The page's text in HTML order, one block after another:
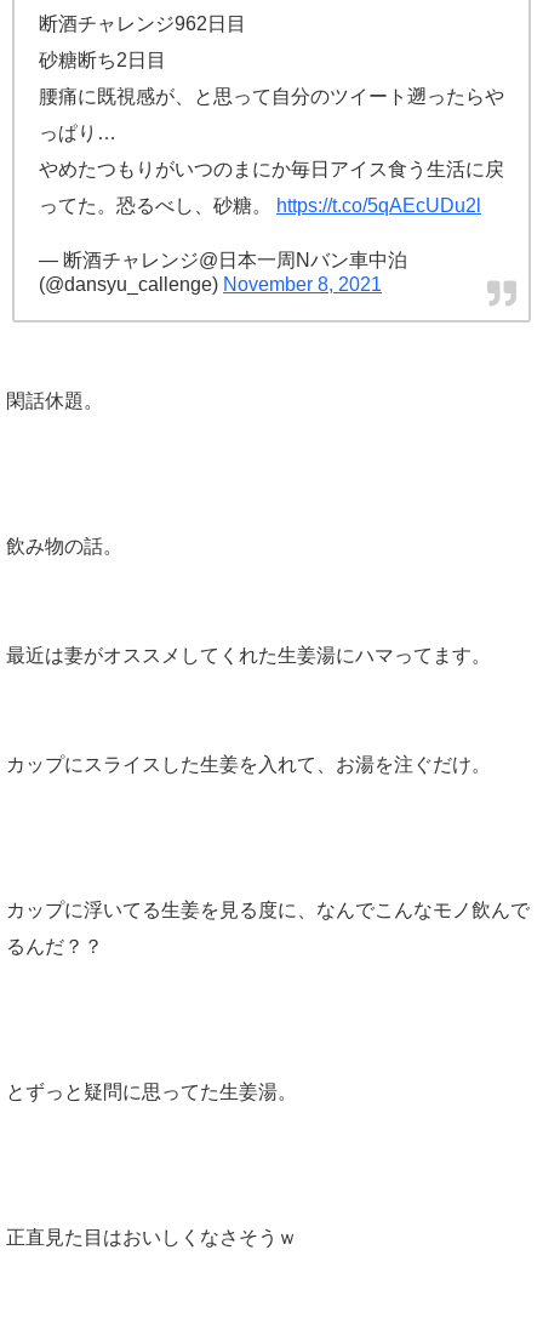
断酒チャレンジ962日目
砂糖断ち2日目
腰痛に既視感が、と思って自分のツイート遡ったらや
っぱり…
やめたつもりがいつのまにか毎日アイス食う生活に戻
ってた。恐るべし、砂糖。
https://t.co/5qAEcUDu2l
— 断酒チャレンジ@日本一周Nバン車中泊
(@dansyu_callenge) November 8, 2021
閑話休題。
飲み物の話。
最近は妻がオススメしてくれた生姜湯にハマってます。
カップにスライスした生姜を入れて、お湯を注ぐだけ。
カップに浮いてる生姜を見る度に、なんでこんなモノ飲んで
るんだ？？
とずっと疑問に思ってた生姜湯。
正直見た目はおいしくなさそうｗ